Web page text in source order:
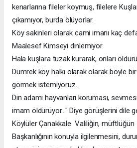
kenarlarına fileler koymuş, filelere
çıkamıyor, burda ölüyorlar.
Köy sakinleri olarak cami imanı kaç
Maalesef Kimseyi dinlemiyor.
Hala kuşlara tuzak kurarak, onları
Dümrek köy halkı olarak olarak böyle
görmek istemiyoruz.
Din adamı hayvanları koruması,
imam öldürüyor..." Diye görüşlerini dile
Köylüler Çanakkale Valiliğin, müftlüğün
Başkanlığının konuyla ilgilenmesini,